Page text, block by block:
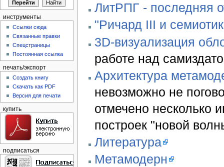
ЛитРПГ - последняя
"Ричард III и
3D-визуализация
работе над
Архитектура
невозможно не
отмечено несколько
построек "новой
Литература
Метамодерн
инструменты
Ссылки сюда
Связанные правки
Спецстраницы
Постоянная ссылка
печать/экспорт
Создать книгу
Скачать как PDF
Версия для печати
купить
подписаться